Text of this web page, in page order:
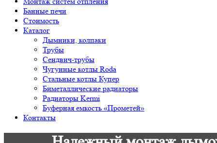
Банные печи
Стоимость
Каталог
Дымники, колпаки
Трубы
Сендвич-трубы
Чугунные котлы Roda
Стальные котлы Купер
Биметаллические радиаторы
Радиаторы Kermi
Буферная емкость «Прометей»
Контакты